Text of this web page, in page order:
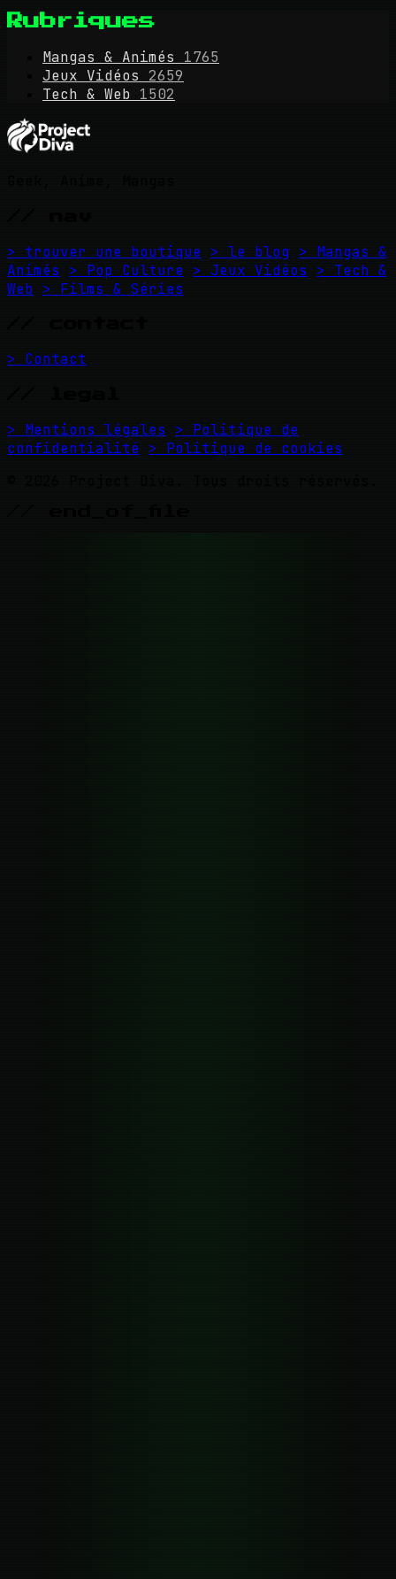
Rubriques
Mangas & Animés
1765
Jeux Vidéos
2659
Tech & Web 1502
> trouver une boutique > le blog > Mangas &
Animés
> Pop Culture > Jeux Vidéos
> Tech &
Web > Films & Séries
> Contact
> Mentions légales
> Politique de
confidentialité > Politique de cookies